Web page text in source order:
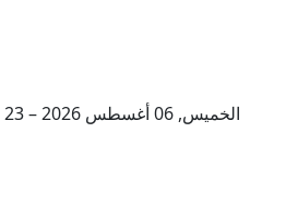
الخميس, 06 أغسطس 2026 – 23 صفر 1448 هـ